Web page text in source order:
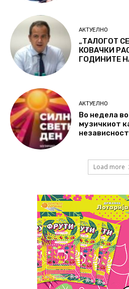
АКТУЕЛНО
„ТАЛОГОТ
КОВАЧКИ
ГОДИНИТЕ
АКТУЕЛНО
Во недела
музичкиот
независност
Load more